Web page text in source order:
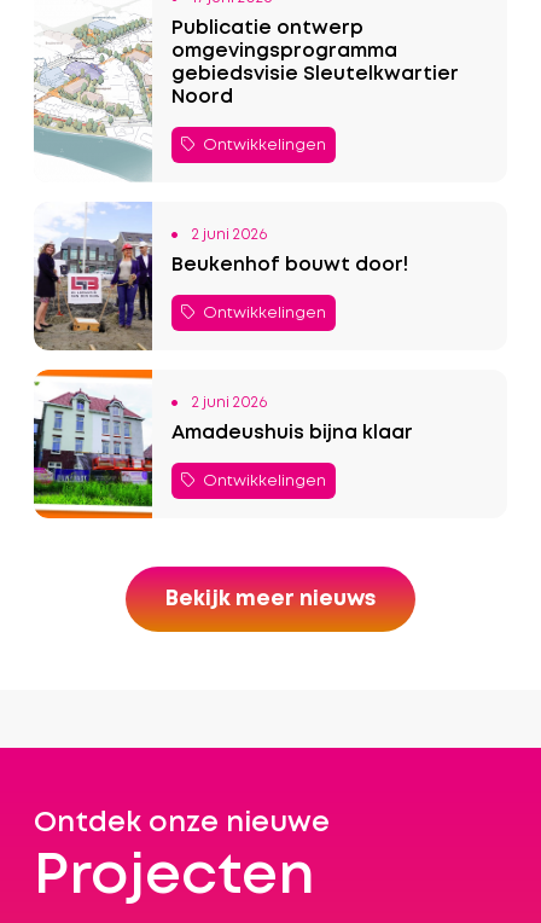
Publicatie ontwerp
omgevingsprogramma
gebiedsvisie Sleutelkwartier
Noord
Ontwikkelingen
Beukenhof bouwt door!
2 juni 2026
Ontwikkelingen
Amadeushuis bijna klaar
2 juni 2026
Ontwikkelingen
Bekijk meer nieuws
Ontdek onze nieuwe
Projecten